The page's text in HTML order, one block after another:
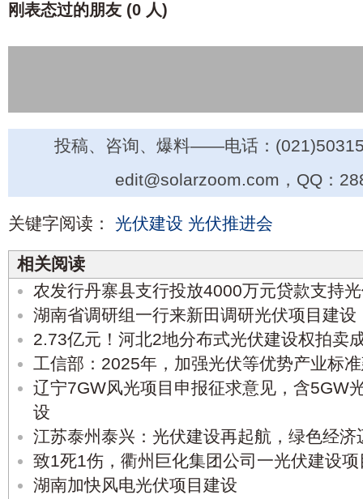
刚表态过的朋友 (0 人)
投稿、咨询、爆料——电话：
edit@solarzoom.com，QQ：
关键字阅读： 光伏建设 光伏推进会
相关阅读
农发行丹寨县支行投放4000万元贷款支持
湖南省调研组一行来新田调研光伏项目建设
2.73亿元！河北2地分布式光伏建设权拍卖
工信部：2025年，加强光伏等优势产业标
辽宁7GW风光项目申报征求意见，含5GW
设
江苏泰州泰兴：光伏建设再起航，绿色经济
致1死1伤，衢州巨化集团公司一光伏建设
湖南加快风电光伏项目建设